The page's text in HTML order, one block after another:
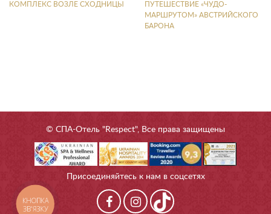
КОМПЛЕКС ВОЗЛЕ СХОДНИЦЫ
ПУТЕШЕСТВИЕ «ЧУДО-
МАРШРУТОМ» АВСТРИЙСКОГО
БАРОНА
© СПА-Отель "Respect", Все права защищены
Присоединяйтесь к нам в соцсетях
КНОПКА
ЗВ'ЯЗКУ